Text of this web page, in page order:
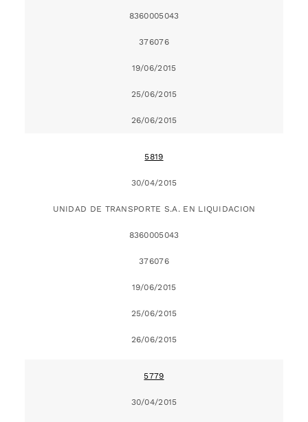
8360005043
376076
19/06/2015
25/06/2015
26/06/2015
5819
30/04/2015
UNIDAD DE TRANSPORTE S.A. EN LIQUIDACION
8360005043
376076
19/06/2015
25/06/2015
26/06/2015
5779
30/04/2015